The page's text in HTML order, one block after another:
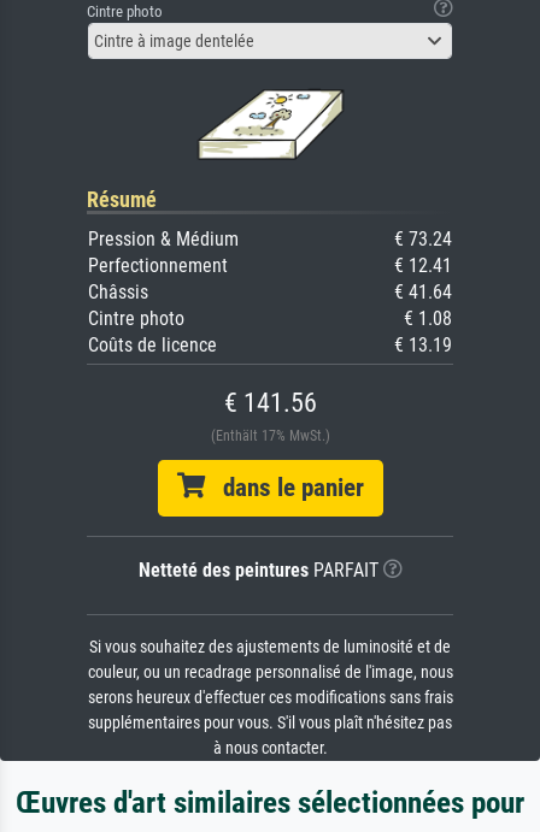
Cintre photo
Cintre à image dentelée
Résumé
Pression & Médium
€ 73.24
Perfectionnement
€ 12.41
Châssis
€ 41.64
Cintre photo
€ 1.08
Coûts de licence
€ 13.19
€ 141.56
(Enthält 17% MwSt.)
dans le panier
Netteté des peinturesPARFAIT
Si vous souhaitez des ajustements de luminosité et de
couleur, ou un recadrage personnalisé de l'image, nous
serons heureux d'effectuer ces modifications sans frais
supplémentaires pour vous. S'il vous plaît n'hésitez pas
à nous contacter.
Œuvres d'art similaires sélectionnées pour